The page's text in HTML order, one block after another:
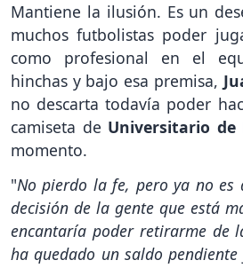
Mantiene la ilusión. Es un
muchos futbolistas poder
como profesional en el
hinchas y bajo esa premisa,
no descarta todavía poder
camiseta de Universitario de
momento.
"No pierdo la fe, pero ya no es
decisión de la gente que está
encantaría poder retirarme de
ha quedado un saldo